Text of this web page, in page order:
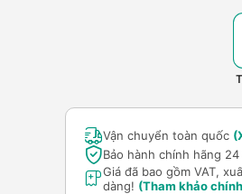
Vận chuyển toàn quốc
Bảo hành chính hãng
Giá đã bao gồm VAT,
dàng! (Tham khảo